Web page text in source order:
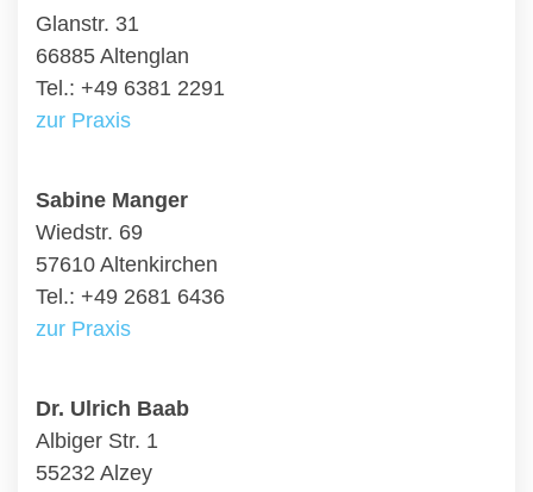
Glanstr. 31
66885 Altenglan
Tel.: +49 6381 2291
zur Praxis
Sabine Manger
Wiedstr. 69
57610 Altenkirchen
Tel.: +49 2681 6436
zur Praxis
Dr. Ulrich Baab
Albiger Str. 1
55232 Alzey